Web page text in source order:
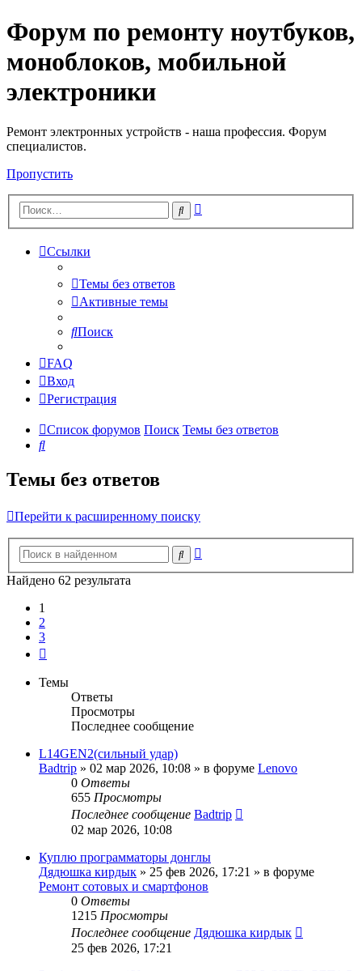
Регистрация
Форум по ремонту ноутбуков,
моноблоков, мобильной
электроники
Ремонт электронных устройств - наша профессия. Форум
специалистов.
Пропустить
Поиск
Ссылки
Темы без ответов
Активные темы
Поиск
FAQ
Вход
Регистрация
Список форумов Поиск Темы без ответов
Поиск
Темы без ответов
Перейти к расширенному поиску
Поиск
Найдено 62 результата
1
2
3
Темы
Ответы
Просмотры
Последнее сообщение
L14GEN2(сильный удар)
Badtrip » 02 мар 2026, 10:08 » в форуме Lenovo
0 Ответы
655 Просмотры
Последнее сообщение Badtrip
02 мар 2026, 10:08
Куплю программаторы донглы
Дядюшка кирдык » 25 фев 2026, 17:21 » в форуме
Ремонт сотовых и смартфонов
0 Ответы
1215 Просмотры
Последнее сообщение Дядюшка кирдык
25 фев 2026, 17:21